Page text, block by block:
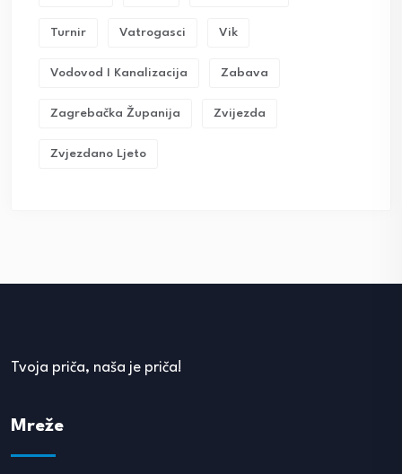
Turnir Vatrogasci Vik
Vodovod I Kanalizacija Zabava
Zagrebačka Županija Zvijezda
Zvjezdano Ljeto
Tvoja priča, naša je priča!
Mreže